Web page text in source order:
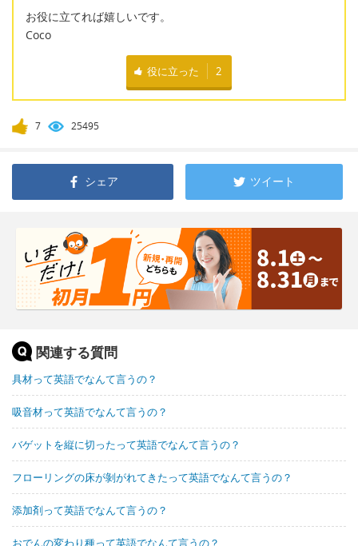
お役に立てれば嬉しいです。
Coco
役に立った 2
7 25495
シェア ツイート
関連する質問
具材って英語でなんて言うの？
吸音材って英語でなんて言うの？
バゲットを縦に切ったって英語でなんて言うの？
フローリングの床が剝がれてきたって英語でなんて言うの？
添加剤って英語でなんて言うの？
おでんの変わり種って英語でなんて言うの？